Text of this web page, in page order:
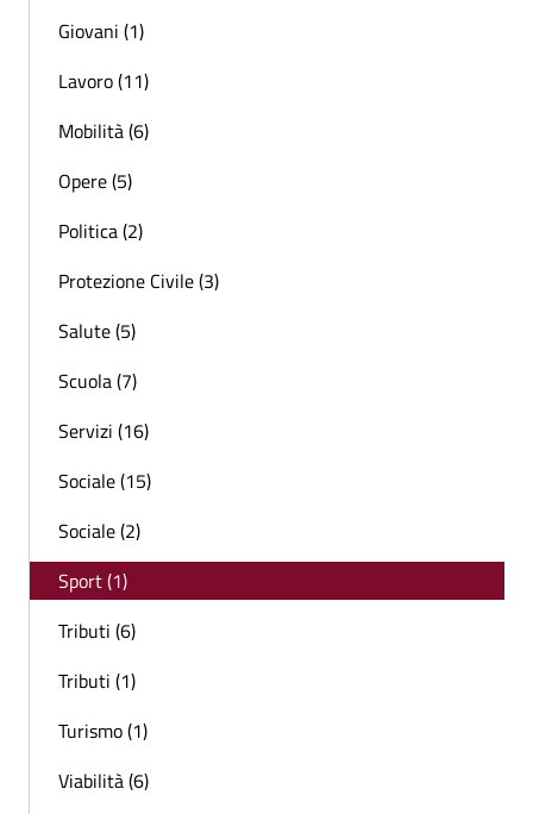
Giovani (1)
Lavoro (11)
Mobilità (6)
Opere (5)
Politica (2)
Protezione Civile (3)
Salute (5)
Scuola (7)
Servizi (16)
Sociale (15)
Sociale (2)
Sport (1)
Tributi (6)
Tributi (1)
Turismo (1)
Viabilità (6)